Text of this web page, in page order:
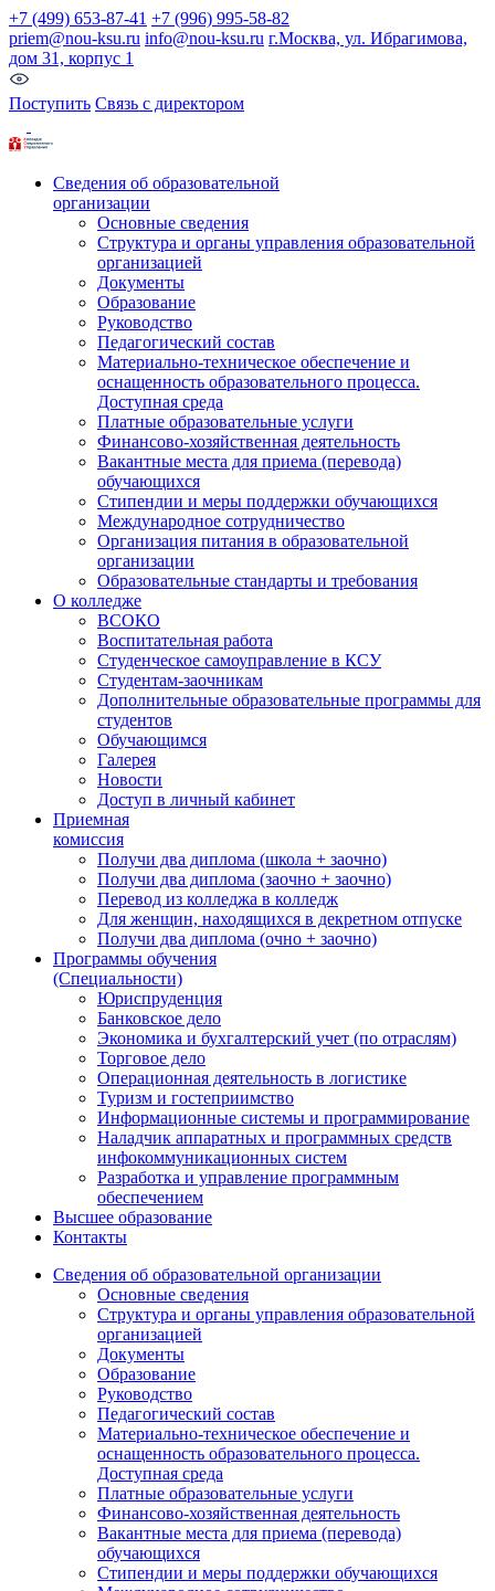
+7 (499) 653-87-41 +7 (996) 995-58-82
priem@nou-ksu.ru info@nou-ksu.ru г.Москва, ул. Ибрагимова,
дом 31, корпус 1
Поступить Связь с директором
Сведения об образовательной
организации
Основные сведения
Структура и органы управления образовательной
организацией
Документы
Образование
Руководство
Педагогический состав
Материально-техническое обеспечение и
оснащенность образовательного процесса.
Доступная среда
Платные образовательные услуги
Финансово-хозяйственная деятельность
Вакантные места для приема (перевода)
обучающихся
Стипендии и меры поддержки обучающихся
Международное сотрудничество
Организация питания в образовательной
организации
Образовательные стандарты и требования
О колледже
ВСОКО
Воспитательная работа
Студенческое самоуправление в КСУ
Студентам-заочникам
Дополнительные образовательные программы для
студентов
Обучающимся
Галерея
Новости
Доступ в личный кабинет
Приемная
комиссия
Получи два диплома (школа + заочно)
Получи два диплома (заочно + заочно)
Перевод из колледжа в колледж
Для женщин, находящихся в декретном отпуске
Получи два диплома (очно + заочно)
Программы обучения
(Специальности)
Юриспруденция
Банковское дело
Экономика и бухгалтерский учет (по отраслям)
Торговое дело
Операционная деятельность в логистике
Туризм и гостеприимство
Информационные системы и программирование
Наладчик аппаратных и программных средств
инфокоммуникационных систем
Разработка и управление программным
обеспечением
Высшее образование
Контакты
Сведения об образовательной организации
Основные сведения
Структура и органы управления образовательной
организацией
Документы
Образование
Руководство
Педагогический состав
Материально-техническое обеспечение и
оснащенность образовательного процесса.
Доступная среда
Платные образовательные услуги
Финансово-хозяйственная деятельность
Вакантные места для приема (перевода)
обучающихся
Стипендии и меры поддержки обучающихся